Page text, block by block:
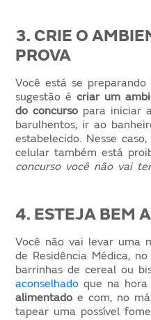
3. CRIE O
PROVA
Você está se
sugestão écriar um
do concurso para iniciar
barulhentos, ir ao
estabelecido. Nesse
celular também está
concurso você não vai
4. ESTEJA BEM
Você não vai levar uma
de Residência Médica,
barrinhas de cereal ou
aconselhado que na
alimentadoe com, no
tapear uma possível